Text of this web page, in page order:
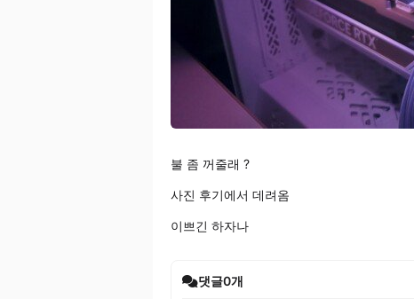
불 좀 꺼줄래 ?
사진 후기에서 데려옴
이쁘긴 하자나
댓글0개